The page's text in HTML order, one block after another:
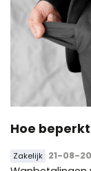
Hoe
Zakelijk 21-08-